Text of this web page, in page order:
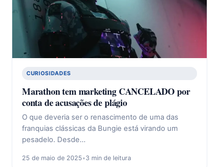
CURIOSIDADES
Marathon tem marketing CANCELADO por
conta de acusações de plágio
O que deveria ser o renascimento de uma das
franquias clássicas da Bungie está virando um
pesadelo. Desde…
25 de maio de 2025•3 min de leitura